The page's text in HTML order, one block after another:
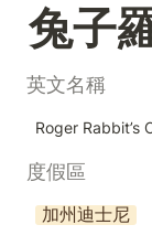
兔子
英文名稱
Roger Rabbit’s
度假區
加州迪士尼